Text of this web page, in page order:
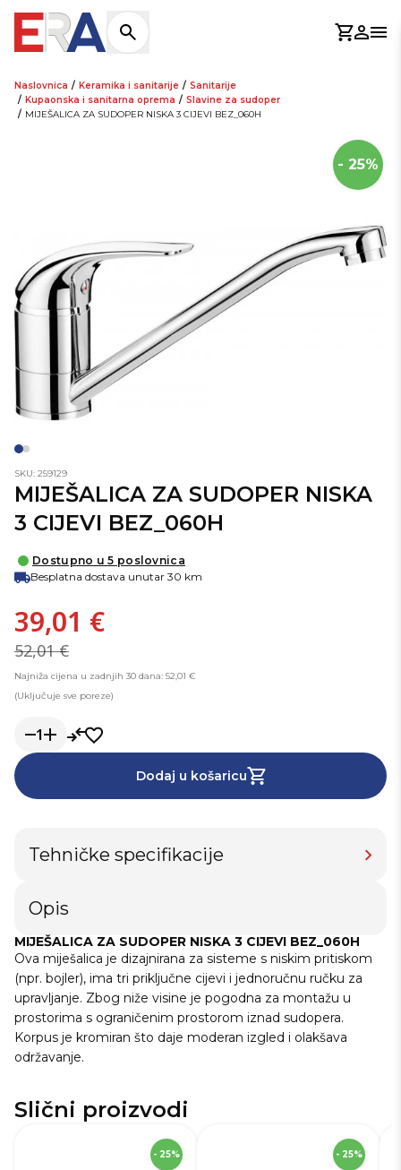
Košarica
Naslovnica / Keramika i sanitarije / Sanitarije
/ Kupaonska i sanitarna oprema / Slavine za sudoper
/ MIJEŠALICA ZA SUDOPER NISKA 3 CIJEVI BEZ_060H
- 25%
SKU: 259129
MIJEŠALICA ZA SUDOPER NISKA
3 CIJEVI BEZ_060H
Dostupno u 5 poslovnica
Besplatna dostava unutar 30 km
39,01 €
52,01 €
Najniža cijena u zadnjih 30 dana: 52,01 €
(Uključuje sve poreze)
1
Dodaj u košaricu
Tehničke specifikacije
Opis
MIJEŠALICA ZA SUDOPER NISKA 3 CIJEVI BEZ_060H
Ova miješalica je dizajnirana za sisteme s niskim pritiskom
(npr. bojler), ima tri priključne cijevi i jednoručnu ručku za
upravljanje. Zbog niže visine je pogodna za montažu u
prostorima s ograničenim prostorom iznad sudopera.
Korpus je kromiran što daje moderan izgled i olakšava
održavanje.
Slični proizvodi
- 25%
229507
Deante
- 25%